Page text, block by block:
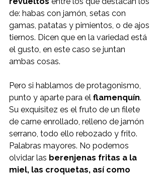
de: habas con jamón, setas con
gamas, patatas y pimientos, o de ajos
tiernos. Dicen que en la variedad está
el gusto, en este caso se juntan
ambas cosas.
Pero si hablamos de protagonismo,
punto y aparte para el flamenquín.
Su exquisitez es el fruto de un filete
de carne enrollado, relleno de jamón
serrano, todo ello rebozado y frito.
Palabras mayores. No podemos
olvidar las berenjenas fritas a la
miel, las croquetas, así como